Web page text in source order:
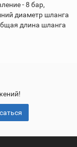
- 8 бар,
диаметр шланга
длина шланга